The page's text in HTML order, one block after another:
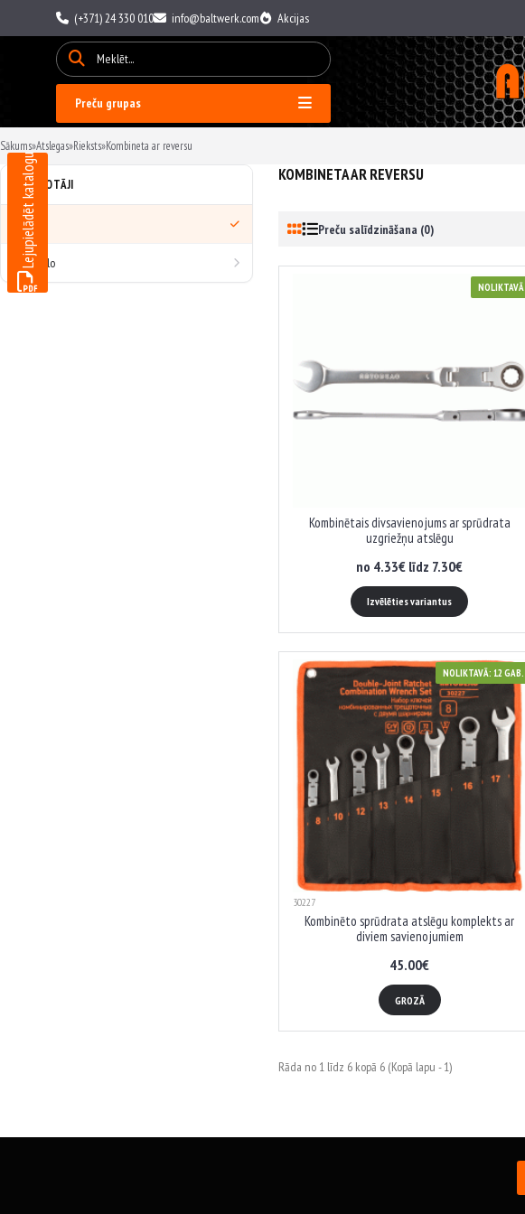
(+371) 24 330 010 info@baltwerk.com Akcijas
Preču grupas
Lejupielādēt katalogu
Sākums»Atslegas»Rieksts»Kombineta ar reversu
RAŽOTĀJI
Visi
AvtoDelo
KOMBINETA AR REVERSU
Preču salīdzināšana (0)
NOLIKTAVĀ
Kombinētais divsavienojums ar sprūdrata
uzgriežņu atslēgu
no 4.33€ līdz 7.30€
Izvēlēties variantus
NOLIKTAVĀ: 12 GAB.
30227
Kombinēto sprūdrata atslēgu komplekts ar
diviem savienojumiem
45.00€
GROZĀ
Rāda no 1 līdz 6 kopā 6 (Kopā lapu - 1)